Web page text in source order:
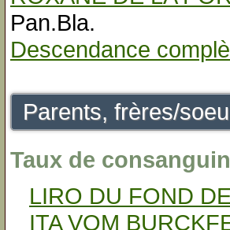
Pan.Bla.
Descendance
Parents, frères/
Taux de
LIRO DU FOND
ITA VOM